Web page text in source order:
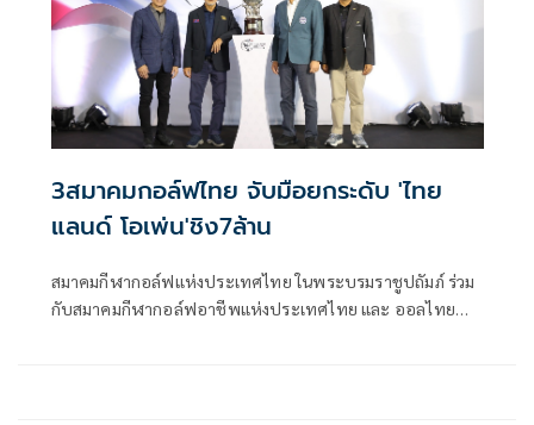
พาราเกมส์ ครั้งที่ 13 อาคารศูนย์ประชุม สมาคมกีฬาคนพิการ
แห่งประเทศไทย ในพระบรมราชูปถัมภ์ จังหวัดนครราชสีมา
เมื่อวันที่ 25 มกราคม 2569
3สมาคมกอล์ฟไทย จับมือยกระดับ 'ไทย
แลนด์ โอเพ่น'ชิง7ล้าน
สมาคมกีฬากอล์ฟแห่งประเทศไทย ในพระบรมราชูปถัมภ์ ร่วม
กับสมาคมกีฬากอล์ฟอาชีพแห่งประเทศไทย และ ออลไทย